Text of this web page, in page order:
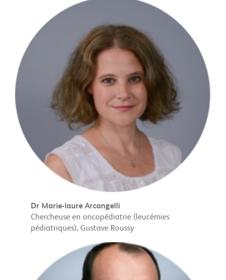
Dr Marie-laure Arcangelli
Chercheuse en oncopédiatrie (leucémies
pédiatriques), Gustave Roussy